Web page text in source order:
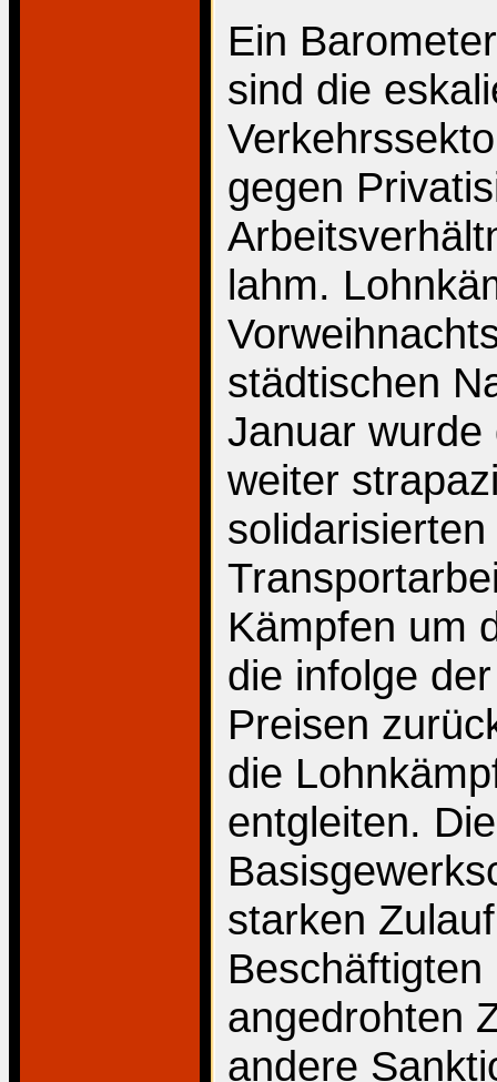
Ein
sind die
gegen
lahm.
städtischen
Januar
weiter
Kämpfen um
die infolge
Preisen
die
entgleiten.
starken
angedrohten
andere